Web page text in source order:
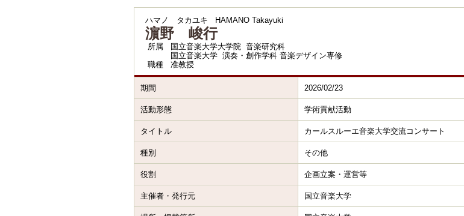
ハマノ タカユキ HAMANO Takayuki
濵野 峻行
所属
国立音楽大学大学院 音楽研究科
国立音楽大学 演奏・創作学科 音楽デザイン専修
職種
准教授
期間 2026/02/23
活動形態 学術貢献活動
タイトル カールスルーエ音楽大学交流コンサート
種別 その他
役割 企画立案・運営等
主催者・発行元 国立音楽大学